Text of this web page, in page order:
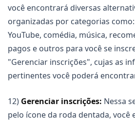
você encontrará diversas
organizadas por categorias
YouTube, comédia, música,
pagos e outros para você se
"Gerenciar inscrições", cujas as
pertinentes você poderá
12) Gerenciar inscrições: Nessa
pelo ícone da roda dentada, você